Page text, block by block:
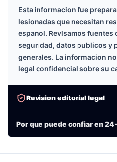
Esta informacion fue
lesionadas que necesitan
espanol. Revisamos fuentes
seguridad, datos publicos y
generales. La informacion
legal confidencial sobre su
Revision editorial legal
Por que puede confiar en